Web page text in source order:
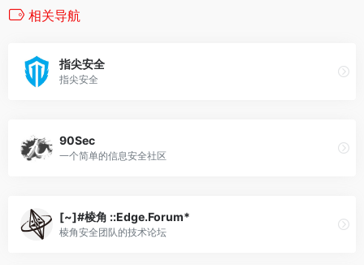
相关导航
指尖安全
指尖安全
90Sec
一个简单的信息安全社区
[~]#棱角 ::Edge.Forum*
棱角安全团队的技术论坛